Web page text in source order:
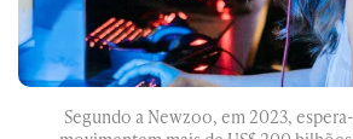
Segundo a Newzoo, em 2023,